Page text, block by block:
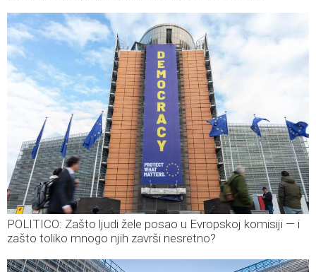
POLITICO: Zašto ljudi žele posao u Evropskoj komisiji — i
zašto toliko mnogo njih završi nesretno?